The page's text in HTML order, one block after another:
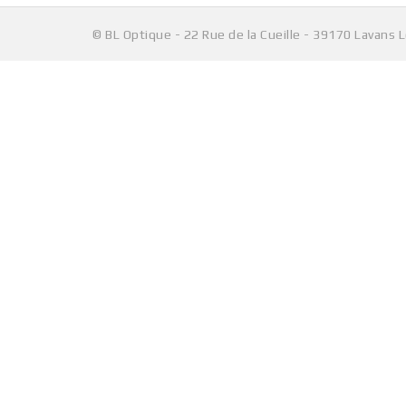
© BL Optique - 22 Rue de la Cueille - 39170